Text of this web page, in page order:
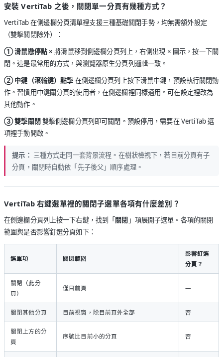
安裝 VertiTab 之後，關閉單一分頁有幾種方式？
VertiTab 在側邊欄分頁清單裡支援三種基礎關閉手勢，均無需額外設定
（雙擊關閉除外）：
① 滑鼠懸停點 × 將滑鼠移到側邊欄分頁列上，右側出現 × 圖示，按一下關
閉。這是最常用的方式，與瀏覽器原生分頁列邏輯一致。
② 中鍵（滾輪鍵）點擊 在側邊欄分頁列上按下滑鼠中鍵，預設執行關閉動
作。習慣用中鍵關分頁的使用者，在側邊欄裡同樣適用。可在設定裡改為
其他動作。
③ 雙擊關閉雙擊側邊欄分頁列即可關閉。預設停用，需要在 VertiTab 選
項裡手動開啟。
提示： 三種方式走同一套背景流程。在樹狀檢視下，若目前分頁有子
分頁，關閉時自動依「先子後父」順序處理。
VertiTab 右鍵選單裡的關閉子選單各項有什麼差別？
在側邊欄分頁列上按一下右鍵，找到「關閉 」項展開子選單。各項的關閉
範圍與是否影響釘選分頁如下：
選單項 關閉範圍
影響釘選
分頁？
關閉（此分
頁）
僅目前頁 —
關閉其他分頁 目前視窗，除目前頁外全部 否
關閉上方的分
頁
序號比目前小的分頁 否